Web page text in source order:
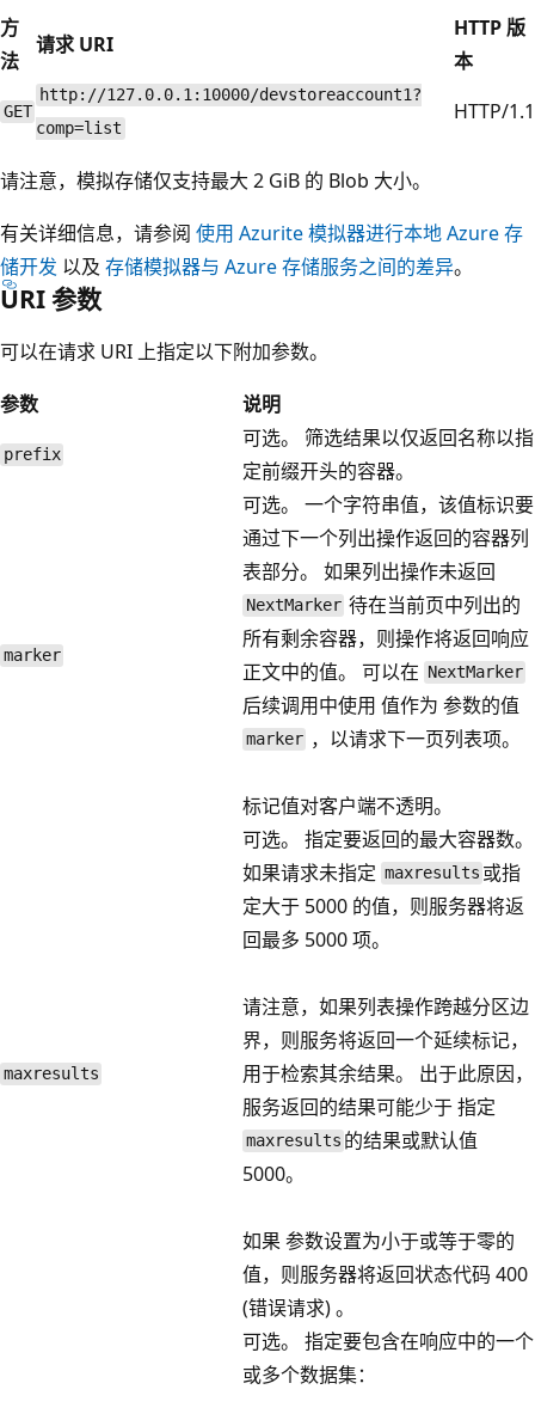
方
法
请求 URI
HTTP 版
本
GET
http://127.0.0.1:10000/devstoreaccount1?
comp=list
HTTP/1.1
请注意，模拟存储仅支持最大 2 GiB 的 Blob 大小。
有关详细信息，请参阅 使用 Azurite 模拟器进行本地 Azure 存
储开发 以及 存储模拟器与 Azure 存储服务之间的差异。
URI 参数
可以在请求 URI 上指定以下附加参数。
参数
说明
prefix
可选。 筛选结果以仅返回名称以指
定前缀开头的容器。
marker
可选。 一个字符串值，该值标识要
通过下一个列出操作返回的容器列
表部分。 如果列出操作未返回
NextMarker 待在当前页中列出的
所有剩余容器，则操作将返回响应
正文中的值。 可以在 NextMarker
后续调用中使用 值作为 参数的值
marker ，以请求下一页列表项。
标记值对客户端不透明。
maxresults
可选。 指定要返回的最大容器数。
如果请求未指定 maxresults 或指
定大于 5000 的值，则服务器将返
回最多 5000 项。
请注意，如果列表操作跨越分区边
界，则服务将返回一个延续标记，
用于检索其余结果。 出于此原因，
服务返回的结果可能少于 指定
maxresults 的结果或默认值
5000。
如果 参数设置为小于或等于零的
值，则服务器将返回状态代码 400
(错误请求) 。
可选。 指定要包含在响应中的一个
或多个数据集：